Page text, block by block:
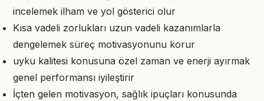
incelemek ilham ve yol gösterici olur
Kısa vadeli zorlukları uzun vadeli kazanımlarla
dengelemek süreç motivasyonunu korur
uyku kalitesi konusuna özel zaman ve enerji ayırmak
genel performansı iyileştirir
İçten gelen motivasyon, sağlık ipuçları konusunda